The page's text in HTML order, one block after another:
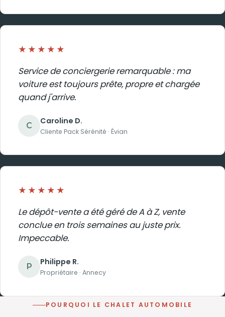
★★★★★
Service de conciergerie remarquable : ma
voiture est toujours prête, propre et chargée
quand j'arrive.
C Caroline D.
Cliente Pack Sérénité · Évian
★★★★★
Le dépôt-vente a été géré de A à Z, vente
conclue en trois semaines au juste prix.
Impeccable.
P Philippe R.
Propriétaire · Annecy
POURQUOI LE CHALET AUTOMOBILE